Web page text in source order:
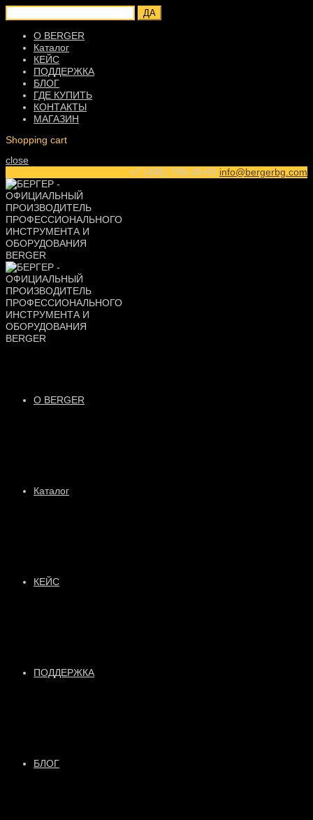
ДА
О BERGER
Каталог
КЕЙС
ПОДДЕРЖКА
БЛОГ
ГДЕ КУПИТЬ
КОНТАКТЫ
МАГАЗИН
Shopping cart
close
+7 (495) 789-49-69 info@bergerbg.com
О BERGER
Каталог
КЕЙС
ПОДДЕРЖКА
БЛОГ